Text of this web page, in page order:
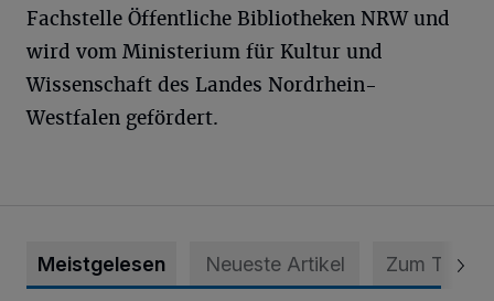
Fachstelle Öffentliche Bibliotheken NRW und
wird vom Ministerium für Kultur und
Wissenschaft des Landes Nordrhein-
Westfalen gefördert.
Meistgelesen Neueste Artikel Zum Thema